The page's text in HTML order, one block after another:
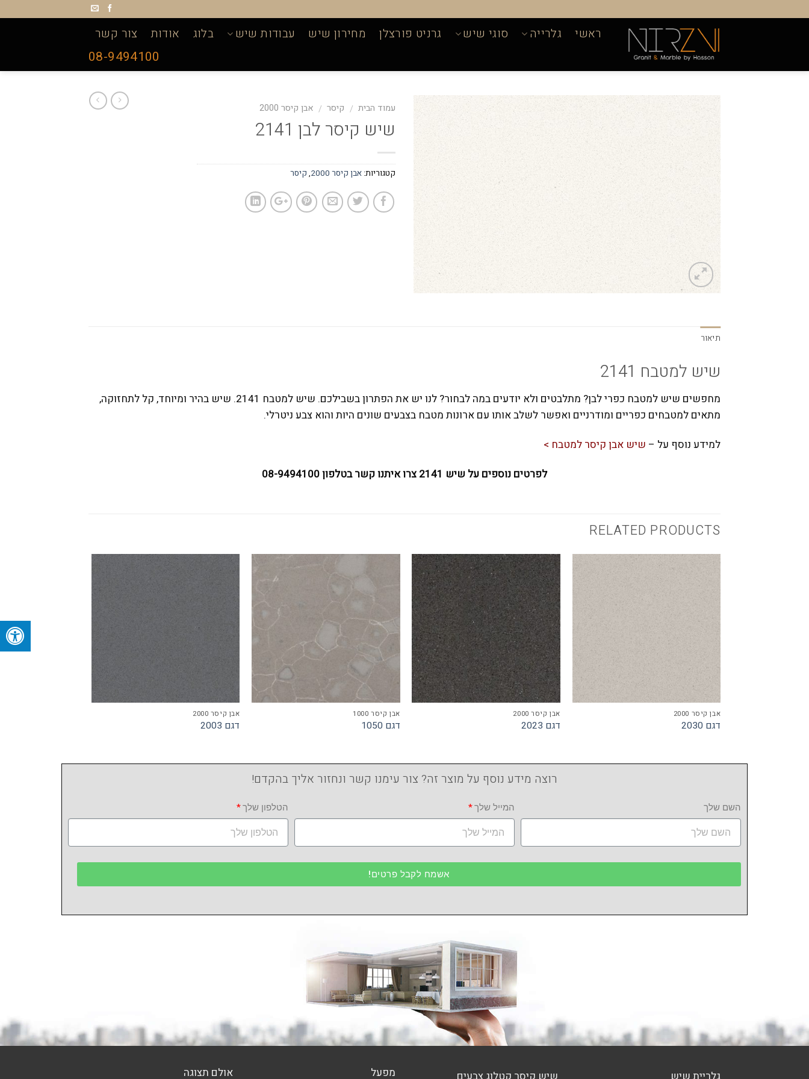
ראשי גלרייה סוגי שיש גרניט פורצלן מחירון שיש עבודות שיש בלוג אודות צור קשר
08-9494100
עמוד הבית / קיסר / אבן קיסר 2000
שיש קיסר לבן 2141
קטגוריות: אבן קיסר 2000 , קיסר
תיאור
שיש למטבח 2141
מחפשים שיש למטבח כפרי לבן? מתלבטים ולא יודעים במה לבחור? לנו יש את הפתרון בשבילכם. שיש למטבח 2141. שיש בהיר ומיוחד, קל לתחזוקה,
מתאים למטבחים כפריים ומודרניים ואפשר לשלב אותו עם ארונות מטבח בצבעים שונים היות והוא צבע ניטרלי.
למידע נוסף על – שיש אבן קיסר למטבח >
לפרטים נוספים על שיש 2141 צרו איתנו קשר בטלפון 08-9494100
RELATED PRODUCTS
אבן קיסר 2000
דגם 2030
אבן קיסר 2000
דגם 2023
אבן קיסר 1000
דגם 1050
אבן קיסר 2000
דגם 2003
רוצה מידע נוסף על מוצר זה? צור עימנו קשר ונחזור אליך בהקדם!
השם שלך המייל שלך הטלפון שלך
אשמח לקבל פרטים!
מפעל אולם תצוגה